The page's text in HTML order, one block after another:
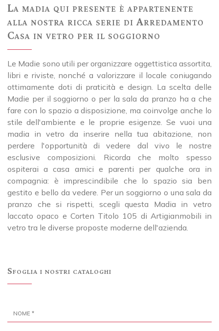
La madia qui presente è appartenente
alla nostra ricca serie di Arredamento
Casa in vetro per il soggiorno
Le Madie sono utili per organizzare oggettistica assortita,
libri e riviste, nonché a valorizzare il locale coniugando
ottimamente doti di praticità e design. La scelta delle
Madie per il soggiorno o per la sala da pranzo ha a che
fare con lo spazio a disposizione, ma coinvolge anche lo
stile dell'ambiente e le proprie esigenze. Se vuoi una
madia in vetro da inserire nella tua abitazione, non
perdere l'opportunità di vedere dal vivo le nostre
esclusive composizioni. Ricorda che molto spesso
ospiterai a casa amici e parenti per qualche ora in
compagnia: è imprescindibile che lo spazio sia ben
gestito e bello da vedere. Per un soggiorno o una sala da
pranzo che si rispetti, scegli questa Madia in vetro
laccato opaco e Corten Titolo 105 di Artigianmobili in
vetro tra le diverse proposte moderne dell'azienda.
Sfoglia i nostri cataloghi